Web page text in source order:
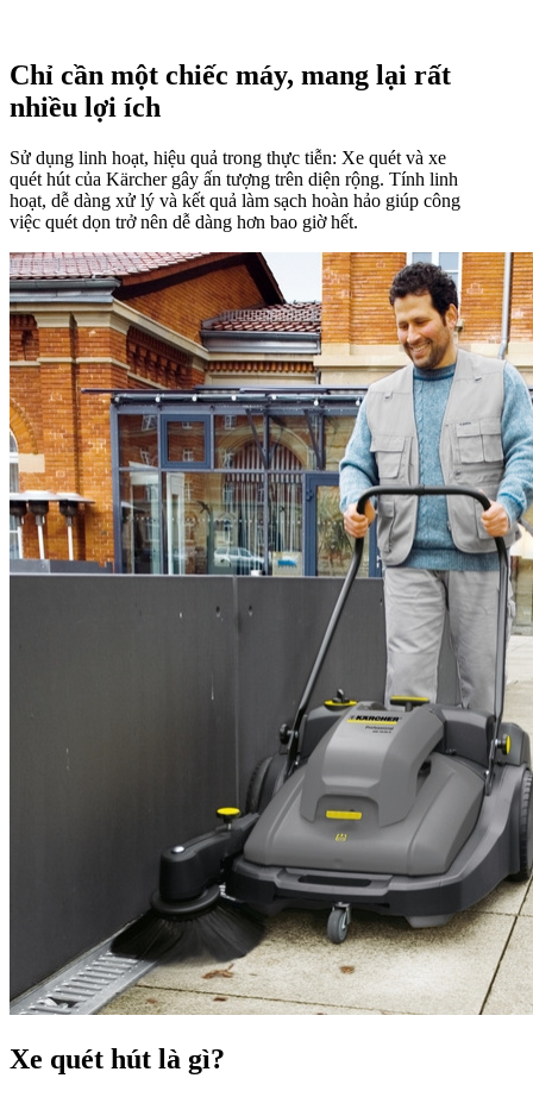
Chỉ cần một chiếc máy, mang lại rất
nhiều lợi ích
Sử dụng linh hoạt, hiệu quả trong thực tiễn: Xe quét và xe
quét hút của Kärcher gây ấn tượng trên diện rộng. Tính linh
hoạt, dễ dàng xử lý và kết quả làm sạch hoàn hảo giúp công
việc quét dọn trở nên dễ dàng hơn bao giờ hết.
Xe quét hút là gì?